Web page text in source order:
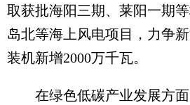
取获批海阳三期、莱阳一期
岛北等海上风电项目，力争
装机新增2000万千瓦。
在绿色低碳产业发展方面